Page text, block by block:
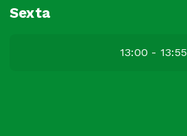
Sexta
13:00 - 13:55